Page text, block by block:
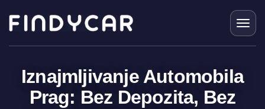
content
Iznajmljivanje Automobila
Prag: Bez Depozita, Bez